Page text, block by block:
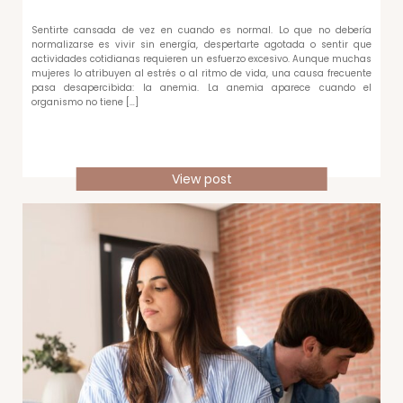
Sentirte cansada de vez en cuando es normal. Lo que no debería
normalizarse es vivir sin energía, despertarte agotada o sentir que
actividades cotidianas requieren un esfuerzo excesivo. Aunque muchas
mujeres lo atribuyen al estrés o al ritmo de vida, una causa frecuente
pasa desapercibida: la anemia. La anemia aparece cuando el
organismo no tiene […]
View post